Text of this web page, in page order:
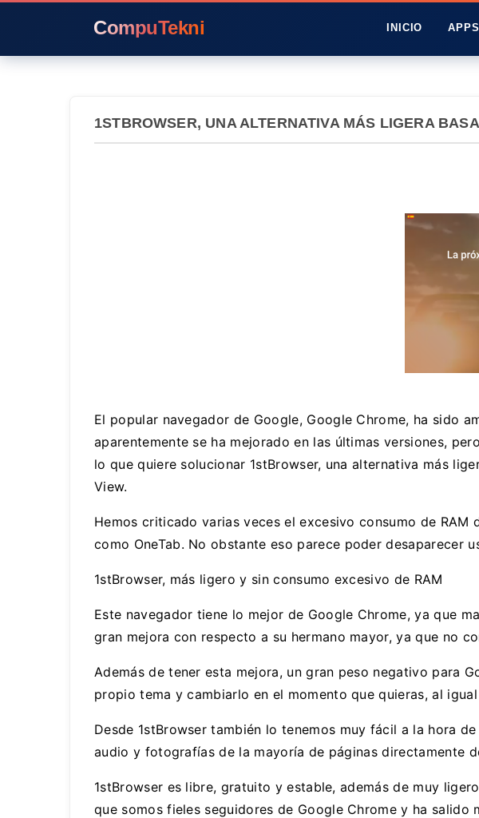
CompuTekni INICIO APPS
1STBROWSER, UNA ALTERNATIVA MÁS LIGERA
El popular navegador de Google, Google Chrome, ha sido
aparentemente se ha mejorado en las últimas versiones,
lo que quiere solucionar 1stBrowser, una alternativa más
View.
Hemos criticado varias veces el excesivo consumo de
como OneTab. No obstante eso parece poder desaparecer
1stBrowser, más ligero y sin consumo excesivo de RAM
Este navegador tiene lo mejor de Google Chrome, ya que
gran mejora con respecto a su hermano mayor, ya que no
Además de tener esta mejora, un gran peso negativo para
propio tema y cambiarlo en el momento que quieras, al
Desde 1stBrowser también lo tenemos muy fácil a la hora
audio y fotografías de la mayoría de páginas directamente
1stBrowser es libre, gratuito y estable, además de muy
que somos fieles seguidores de Google Chrome y ha salido